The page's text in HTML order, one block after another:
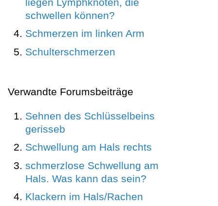
schwellen können?
Schmerzen im linken Arm
Schulterschmerzen
Verwandte Forumsbeiträge
Sehnen des Schlüsselbeins
gerisseb
Schwellung am Hals rechts
schmerzlose Schwellung am
Hals. Was kann das sein?
Klackern im Hals/Rachen